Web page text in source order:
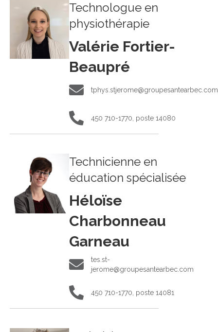
Technologue en
physiothérapie
Valérie Fortier-
Beaupré
tphys.stjerome@groupesantearbec.com
tphys.stjerome@groupesantearbec.com
450 710-1770, poste 14080
450 710-1770, poste 14080
Technicienne en
éducation spécialisée
Héloïse
Charbonneau
Garneau
tes.st-jerome@groupesantearbec.com
tes.st-
jerome@groupesantearbec.com
450 710-1770, poste 14081
450 710-1770, poste 14081